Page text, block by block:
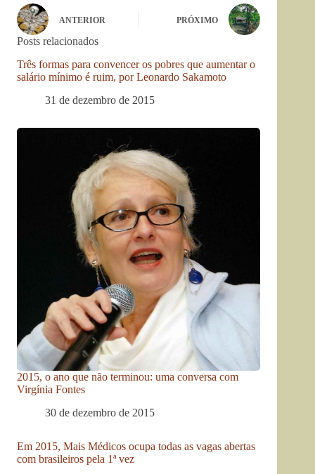
ANTERIOR PRÓXIMO
Posts relacionados
Três formas para convencer os pobres que aumentar o
salário mínimo é ruim, por Leonardo Sakamoto
31 de dezembro de 2015
2015, o ano que não terminou: uma conversa com
Virgínia Fontes
30 de dezembro de 2015
Em 2015, Mais Médicos ocupa todas as vagas abertas
com brasileiros pela 1ª vez